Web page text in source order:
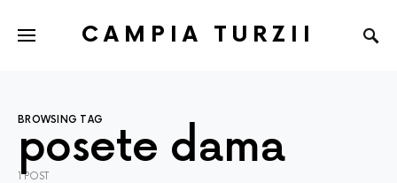
CAMPIA TURZII
BROWSING TAG
posete dama
1 POST